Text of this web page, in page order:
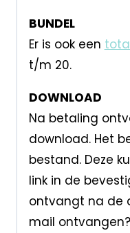
BUNDEL
Er is ook een
t/m 20.
DOWNLOAD
Na betaling
download. Het
bestand. Deze
link in de
ontvangt na de
mail